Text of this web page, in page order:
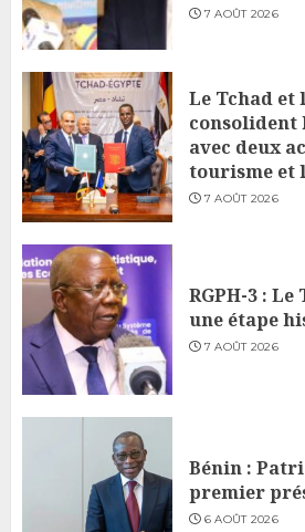
7 AOÛT 2026
Le Tchad et
avec deux
tourisme et
7 AOÛT 2026
RGPH-3 :
une étape
7 AOÛT 2026
Bénin :
premier
6 AOÛT 2026